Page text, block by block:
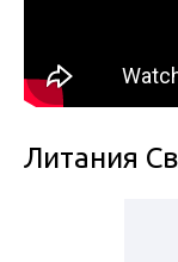
Литания